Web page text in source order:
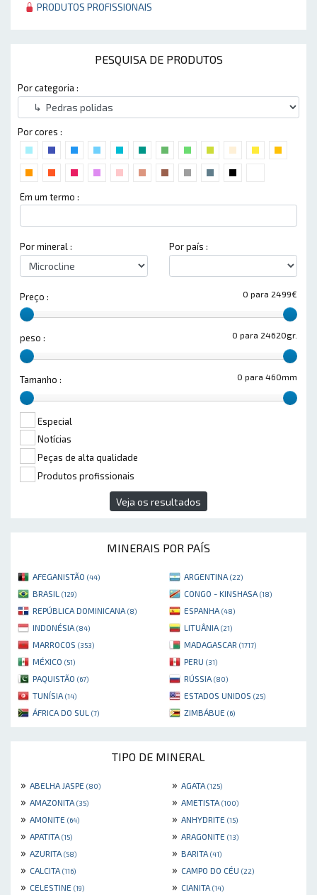
PRODUTOS PROFISSIONAIS
PESQUISA DE PRODUTOS
Por categoria :
Por cores :
Em um termo :
Por mineral : Por país :
0 para 2499€
Preço :
0 para 24620gr.
peso :
0 para 460mm
Tamanho :
Especial
Notícias
Peças de alta qualidade
Produtos profissionais
Veja os resultados
MINERAIS POR PAÍS
AFEGANISTÃO (44) ARGENTINA (22)
BRASIL (129) CONGO - KINSHASA (18)
REPÚBLICA DOMINICANA (8) ESPANHA (48)
INDONÉSIA (84) LITUÂNIA (21)
MARROCOS (353) MADAGASCAR (1717)
MÉXICO (51) PERU (31)
PAQUISTÃO (67) RÚSSIA (80)
TUNÍSIA (14) ESTADOS UNIDOS (25)
ÁFRICA DO SUL (7) ZIMBÁBUE (6)
TIPO DE MINERAL
» ABELHA JASPE (80) » AGATA (125)
» AMAZONITA (35) » AMETISTA (100)
» AMONITE (64) » ANHYDRITE (15)
» APATITA (15) » ARAGONITE (13)
» AZURITA (58) » BARITA (41)
» CALCITA (116) » CAMPO DO CÉU (22)
» CELESTINE (19) » CIANITA (14)